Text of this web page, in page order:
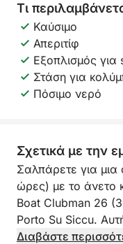
Τι
Καύσιμο
Απεριτίφ
Εξοπλισμός για
Στάση για
Πόσιμο νερό
Σχετικά με την
Σαλπάρετε για
ώρες) με το άνετο
Boat Clubman 26
Porto Su Siccu.
αξέχαστο ταξίδι
Διαβάστε